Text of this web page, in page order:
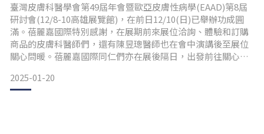
臺灣皮膚科醫學會第49屆年會暨歐亞皮膚性病學(EAAD)第8屆
研討會(12/8-10高雄展覽館)，在前日12/10(日)已舉辦功成圓
滿。蓓麗嘉國際特別感謝，在展期前來展位洽詢、體驗和訂購
商品的皮膚科醫師們，還有陳昱璁醫師也在會中演講後至展位
關心問暖。蓓麗嘉國際同仁們亦在展後隔日，出發前往關心拜
會 #高雄展覽館 #雅諾士 #生髮帽 #絲法諾膠囊 #黑科技養護髮
品 #陳昱璁醫師
2025-01-20